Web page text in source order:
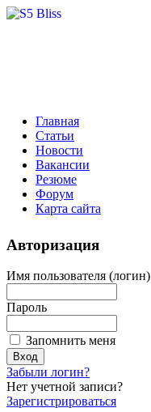
Главная
Статьи
Новости
Вакансии
Резюме
Форум
Карта сайта
Авторизация
Имя пользователя (логин)
Пароль
Запомнить меня
Забыли логин?
Нет учетной записи?
Зарегистрироваться